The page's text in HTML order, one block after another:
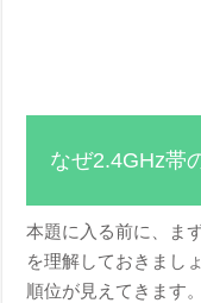
なぜ2.4GHz帯
本題に入る前に、ま
を理解しておきまし
順位が見えてきます。